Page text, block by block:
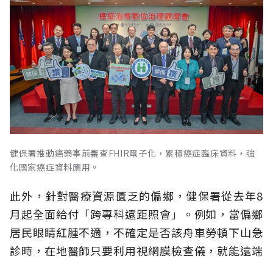
健保署推動癌藥事前審查FHIR電子化，累積癌症臨床資料，強
化國家癌症資料應用。
此外，針對醫療資源匱乏的偏鄉，健保署從去年8
月起全面給付「跨專科遠距照會」。例如，當偏鄉
居民眼睛紅腫不適，不確定是否該舟車勞頓下山急
診時，在地醫師只要利用視網膜檢查儀，就能遠端